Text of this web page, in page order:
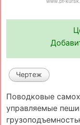
Чертеж
Поводковые
управляемые